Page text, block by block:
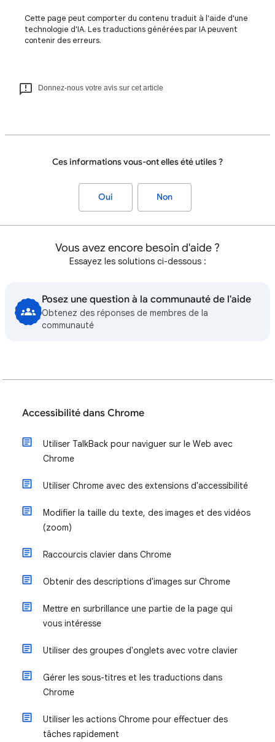
Cette page peut comporter du contenu traduit à l'aide d'une
technologie d'IA. Les traductions générées par IA peuvent
contenir des erreurs.
Donnez-nous votre avis sur cet article
Ces informations vous-ont elles été utiles ?
Oui Non
Vous avez encore besoin d'aide ?
Essayez les solutions ci-dessous :
Posez une question à la communauté de l'aide
Obtenez des réponses de membres de la
communauté
Accessibilité dans Chrome
Utiliser TalkBack pour naviguer sur le Web avec
Chrome
Utiliser Chrome avec des extensions d'accessibilité
Modifier la taille du texte, des images et des vidéos
(zoom)
Raccourcis clavier dans Chrome
Obtenir des descriptions d'images sur Chrome
Mettre en surbrillance une partie de la page qui
vous intéresse
Utiliser des groupes d'onglets avec votre clavier
Gérer les sous-titres et les traductions dans
Chrome
Utiliser les actions Chrome pour effectuer des
tâches rapidement